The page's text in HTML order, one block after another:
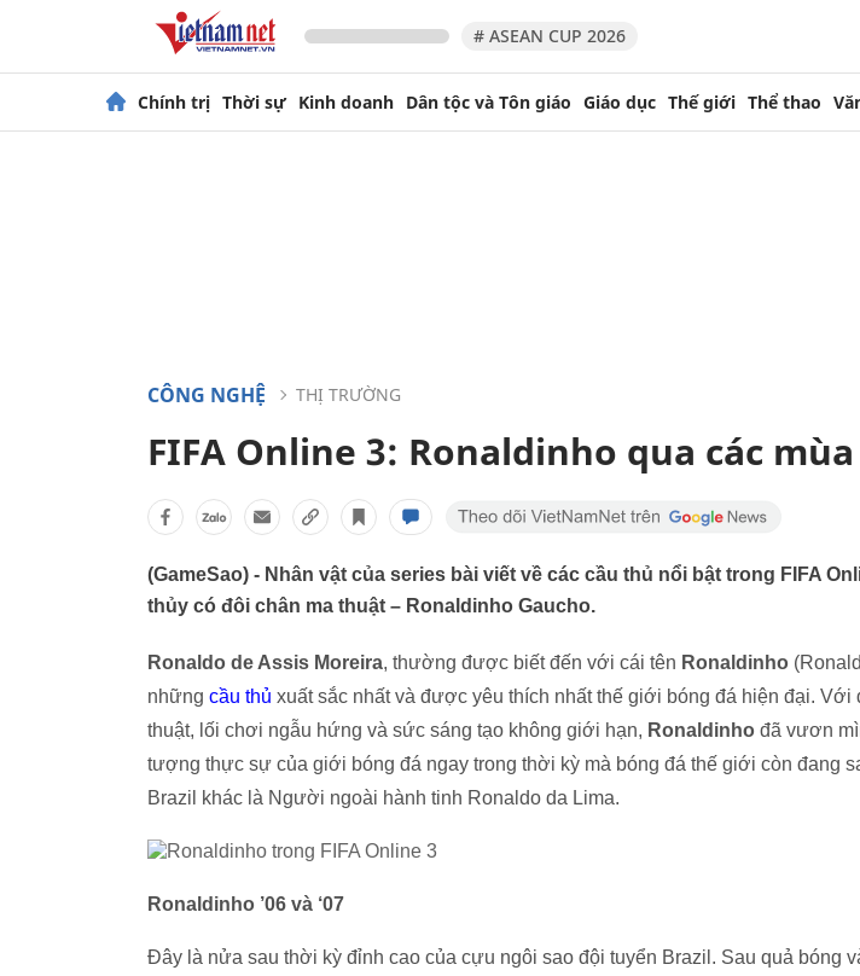
# ASEAN CUP 2026
Chính trị Thời sự Kinh doanh Dân tộc và Tôn giáo Giáo dục Thế giới Thể thao
CÔNG NGHỆ THỊ TRƯỜNG
FIFA Online 3: Ronaldinho qua các
(GameSao) - Nhân vật của series bài viết về các cầu thủ nổi bật trong FIFA
thủy có đôi chân ma thuật – Ronaldinho Gaucho.
Ronaldo de Assis Moreira, thường được biết đến với cái tên Ronaldinho
những cầu thủ xuất sắc nhất và được yêu thích nhất thế giới bóng đá hiện đại. Với
thuật, lối chơi ngẫu hứng và sức sáng tạo không giới hạn, Ronaldinho đã vươn
tượng thực sự của giới bóng đá ngay trong thời kỳ mà bóng đá thế giới còn đang
Brazil khác là Người ngoài hành tinh Ronaldo da Lima.
Ronaldinho ’06 và ‘07
Đây là nửa sau thời kỳ đỉnh cao của cựu ngôi sao đội tuyển Brazil. Sau quả bóng